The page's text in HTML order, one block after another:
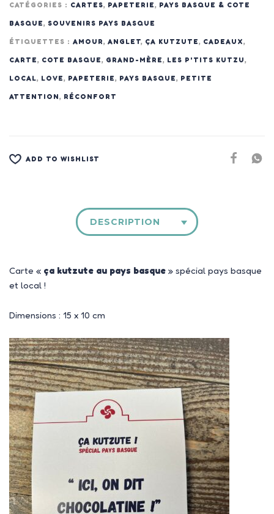
CATÉGORIES : CARTES, PAPETERIE, PAYS BASQUE & COTE
BASQUE, SOUVENIRS PAYS BASQUE
ÉTIQUETTES : AMOUR, ANGLET, ÇA KUTZUTE, CADEAUX,
CARTE, COTE BASQUE, GRAND-MÈRE, LES P'TITS KUTZU,
LOCAL, LOVE, PAPETERIE, PAYS BASQUE, PETITE
ATTENTION, RÉCONFORT
ADD TO WISHLIST
DESCRIPTION
Carte « ça kutzute au pays basque » spécial pays basque
et local !
Dimensions : 15 x 10 cm